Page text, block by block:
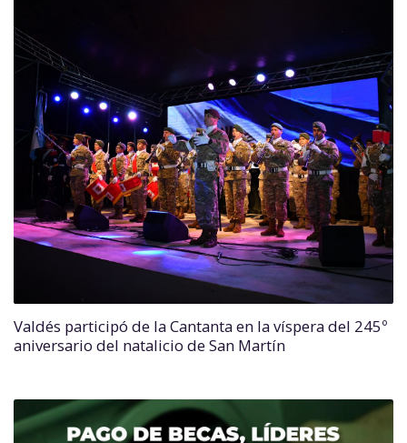
Valdés participó de la Cantanta en la víspera del 245º
aniversario del natalicio de San Martín